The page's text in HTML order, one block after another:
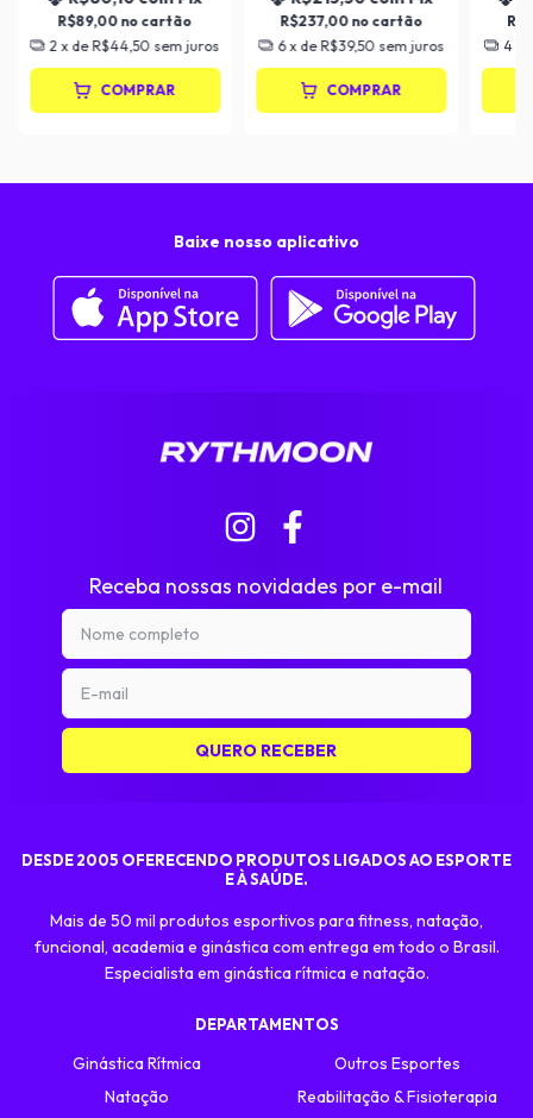
R$89,00
2 x de R$44,50 sem juros
COMPRAR
R$237,00
6 x de R$39,50 sem juros
COMPRAR
4
Baixe nosso aplicativo
Receba nossas novidades por e-mail
DESDE 2005 OFERECENDO PRODUTOS LIGADOS AO ESPORTE
E À SAÚDE.
Mais de 50 mil produtos esportivos para fitness, natação,
funcional, academia e ginástica com entrega em todo o Brasil.
Especialista em ginástica rítmica e natação.
DEPARTAMENTOS
Ginástica Rítmica
Natação
Outros Esportes
Reabilitação & Fisioterapia